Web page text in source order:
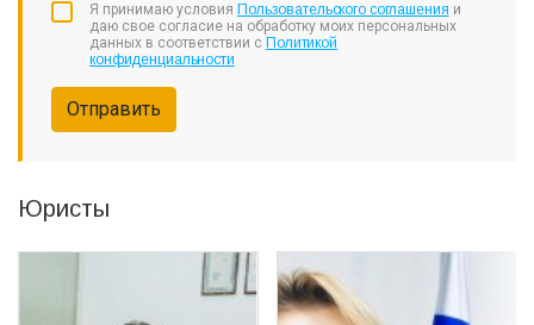
Я принимаю условия Пользовательского соглашения и
даю свое согласие на обработку моих персональных
данных в соответствии с Политикой
конфиденциальности
Отправить
Юристы